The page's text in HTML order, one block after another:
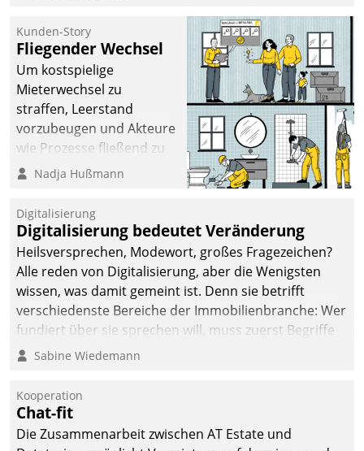
und Beschwerde-Management einen eigenen Kanal
ein.
Kunden-Story
Fliegender Wechsel
Um kostspielige
Mieterwechsel zu
straffen, Leerstand
vorzubeugen und Akteure
wie Prozesse fließend zu
vernetzen, nutzt die
Jahresbeginn eine
Überblick, Einsicht und
Eingriff bietende Lösung.
Zur Entwicklung setzte
man auf
Cloudtechnologie,
bewährte und Startup-
agile Projektmethoden.
Nadja Hußmann
Digitalisierung
Digitalisierung bedeutet Veränderung
Heilsversprechen, Modewort, großes Fragezeichen?
Alle reden von Digitalisierung, aber die Wenigsten
wissen, was damit gemeint ist. Denn sie betrifft
verschiedenste Bereiche der Immobilienbranche: Wer
fundiert über sie sprechen will, muss zuerst Begriffe
klären. Ein Aspekt ist die betriebliche Optimierung:
Einsparungen durch optimierte und automatisierte
Prozesse. Doch man darf nicht zu viel erwarten: Allein
mit der Einführung einer neuen Software ist es nicht
getan. Die Digitalisierung erfordert von Unternehmen
Sabine Wiedemann
Kooperation
Chat-fit
Die Zusammenarbeit zwischen AT Estate und